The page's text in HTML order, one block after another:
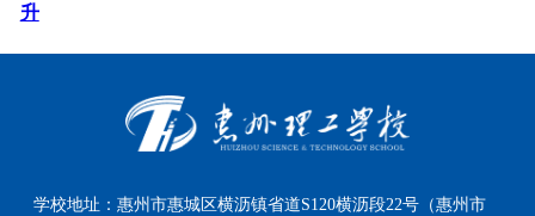
升
学校地址：惠州市惠城区横沥镇省道S120横沥段22号（惠州市